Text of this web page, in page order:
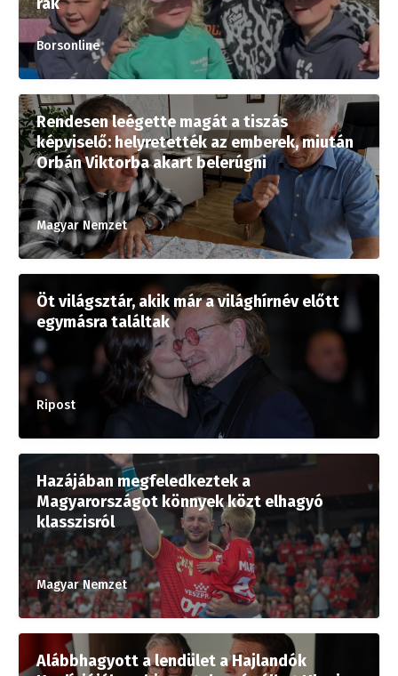
Borsonline
Rendesen leégette magát a tiszás
képviselő: helyretették az emberek, miután
Orbán Viktorba akart belerúgni
Magyar Nemzet
Öt világsztár, akik már a világhírnév előtt
egymásra találtak
Ripost
Hazájában megfeledkeztek a
Magyarországot könnyek közt elhagyó
klasszisról
Magyar Nemzet
Alábbhagyott a lendület a Hajlandók